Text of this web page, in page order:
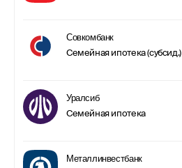
Совкомбанк
Семейная ипотека (субсид.)
Уралсиб
Семейная ипотека
Металлинвестбанк